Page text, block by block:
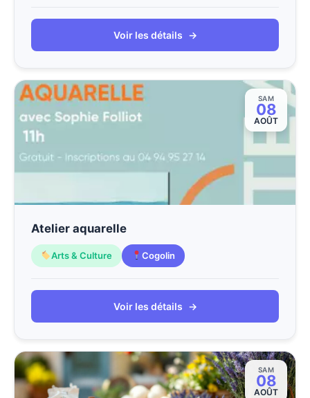
Voir les détails →
SAM
08
AOÛT
Atelier aquarelle
Arts & Culture Cogolin
Voir les détails →
SAM
08
AOÛT